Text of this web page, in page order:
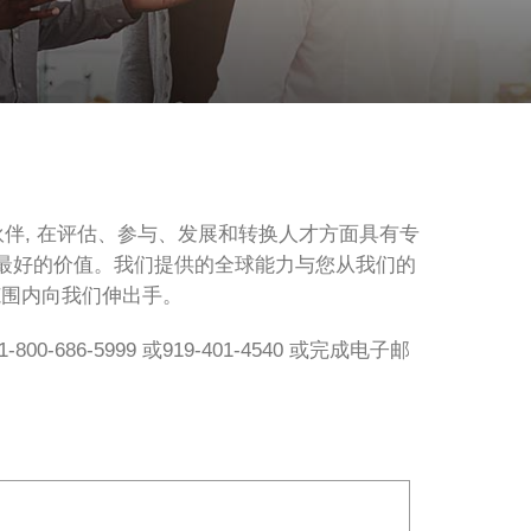
, 在评估、参与、发展和转换人才方面具有专
的价值。我们提供的全球能力与您从我们的
内向我们伸出手。
686-5999 或919-401-4540 或完成电子邮